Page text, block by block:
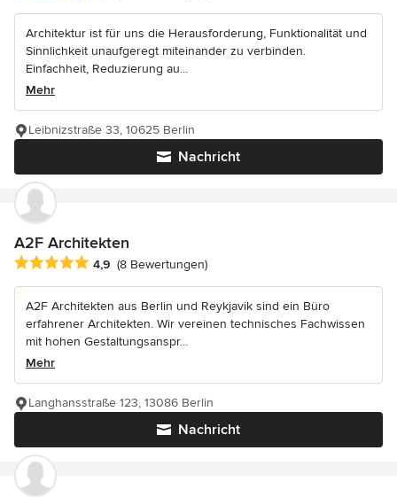
Architektur ist für uns die Herausforderung, Funktionalität und
Sinnlichkeit unaufgeregt miteinander zu verbinden.
Einfachheit, Reduzierung au...
Mehr
Nachricht
Leibnizstraße 33, 10625 Berlin
A2F Architekten
Durchschnittliche Bewertung: 4.9 von 5 Sternen
4,9 (8 Bewertungen)
A2F Architekten aus Berlin und Reykjavik sind ein Büro
erfahrener Architekten. Wir vereinen technisches Fachwissen
mit hohen Gestaltungsanspr...
Mehr
Nachricht
Langhansstraße 123, 13086 Berlin